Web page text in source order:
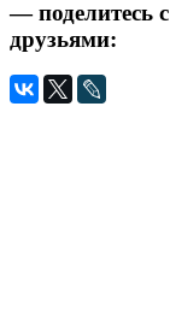
— поделитесь с
друзьями: